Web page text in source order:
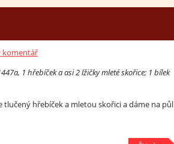
komentář
1 hřebíček a asi 2 lžičky mleté skořice; 1 bílek
hřebíček a mletou skořici a dáme na půl